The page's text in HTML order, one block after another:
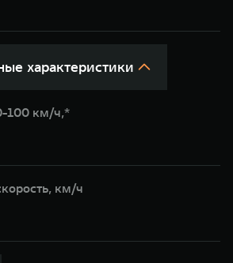
характеристики
100 км/ч,*
км/ч